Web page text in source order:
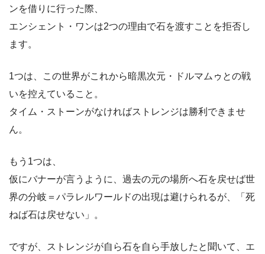
ンを借りに行った際、
エンシェント・ワンは2つの理由で石を渡すことを拒否し
ます。
1つは、この世界がこれから暗黒次元・ドルマムゥとの戦
いを控えていること。
タイム・ストーンがなければストレンジは勝利できませ
ん。
もう1つは、
仮にバナーが言うように、過去の元の場所へ石を戻せば世
界の分岐＝パラレルワールドの出現は避けられるが、「死
ねば石は戻せない」。
ですが、ストレンジが自ら石を自ら手放したと聞いて、エ